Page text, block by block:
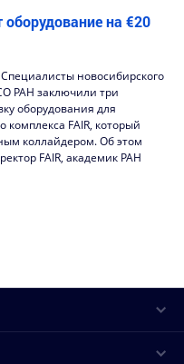
на €20
новосибирского
РАН заключили три
оборудования для
комплекса FAIR, который
коллайдером. Об этом
FAIR, академик РАН